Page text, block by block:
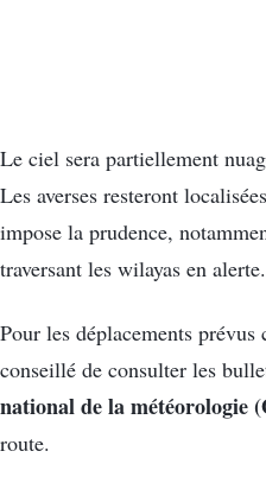
Le ciel sera partiellement
Les averses resteront
impose la prudence,
traversant les wilayas en alerte.
Pour les déplacements
conseillé de consulter les
national de la météorologie
route.